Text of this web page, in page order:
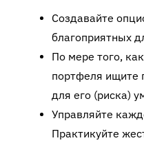
Создавайте
благоприятных
По мере того,
портфеля ищите
для его (риска)
Управляйте
Практикуйте